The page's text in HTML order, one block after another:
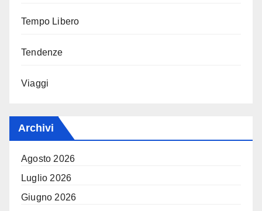
Tempo Libero
Tendenze
Viaggi
Archivi
Agosto 2026
Luglio 2026
Giugno 2026